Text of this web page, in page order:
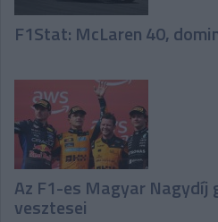
F1Stat: McLaren 40,
Az F1-es Magyar Nagydíj
vesztesei